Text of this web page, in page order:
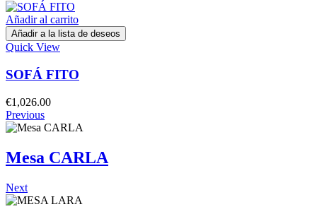
Añadir al carrito
Añadir a la lista de deseos
Quick View
SOFÁ FITO
€1,026.00
Previous
Mesa CARLA
Next